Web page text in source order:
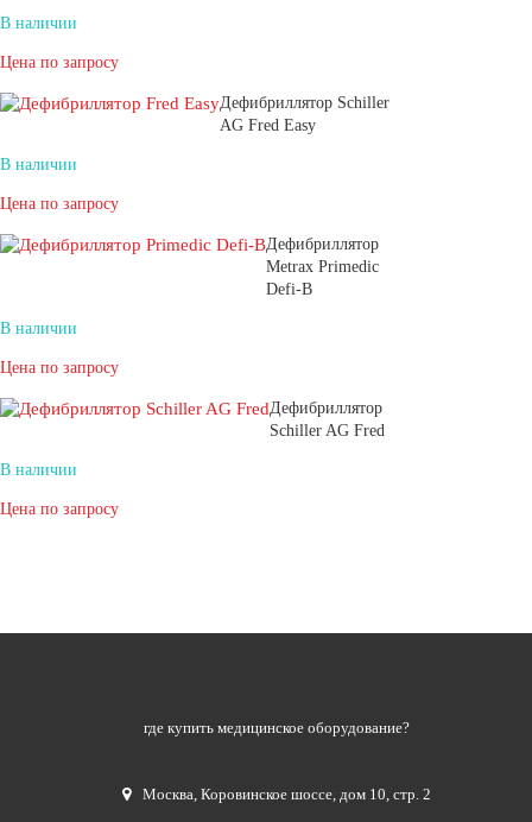
В наличии
Цена по запросу
Дефибриллятор Schiller
AG Fred Easy
В наличии
Цена по запросу
Дефибриллятор
Metrax Primedic
Defi-B
В наличии
Цена по запросу
Дефибриллятор
Schiller AG Fred
В наличии
Цена по запросу
где купить медицинское оборудование?
Москва ,Коровинское шоссе, дом 10, стр. 2